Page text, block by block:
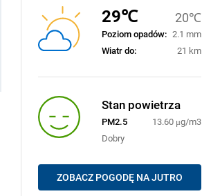
29℃ 20℃
Poziom opadów: 2.1 mm
Wiatr do:
21 km
Stan powietrza
PM2.5
13.60 μg/m3
Dobry
ZOBACZ POGODĘ NA JUTRO